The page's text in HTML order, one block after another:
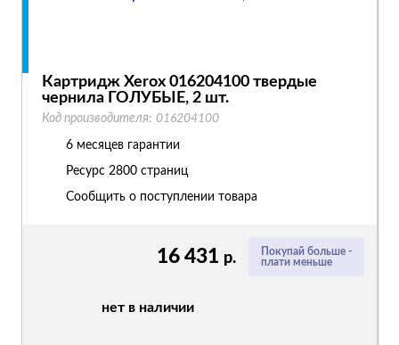
Покупай больше -
плати меньше
16 431 р.
нет в наличии
Картридж Xerox 016204100 твердые
чернила ГОЛУБЫЕ, 2 шт.
Код производителя: 016204100
6 месяцев гарантии
Ресурс 2800 страниц
Сообщить о поступлении товара